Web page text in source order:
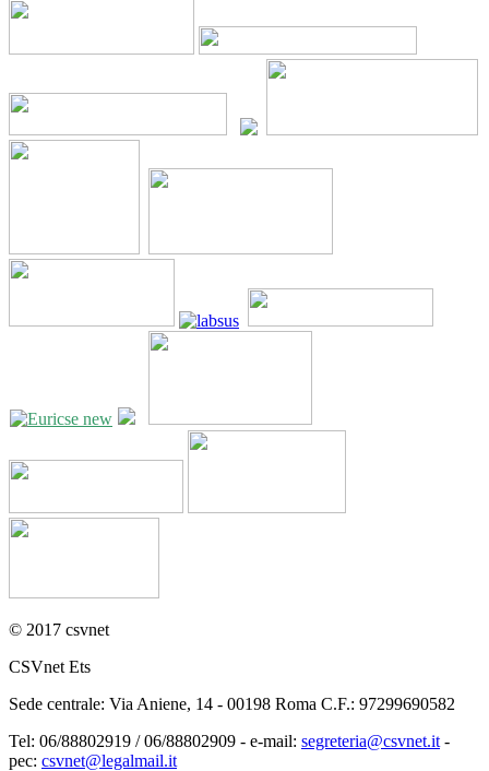
© 2017 csvnet
CSVnet Ets
Sede centrale: Via Aniene, 14 - 00198 Roma C.F.: 97299690582
Tel: 06/88802919 / 06/88802909 - e-mail: segreteria@csvnet.it -
pec: csvnet@legalmail.it